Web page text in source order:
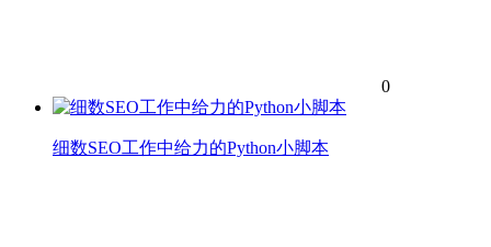
0
细数SEO工作中给力的Python小脚本